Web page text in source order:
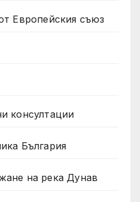
Европейския съюз
консултации
България
на река Дунав